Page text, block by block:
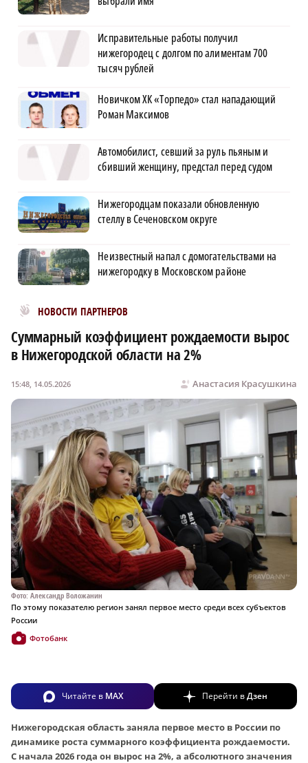
Исправительные работы получил
нижегородец с долгом по алиментам 700
тысяч рублей
Новичком ХК «Торпедо» стал нападающий
Роман Максимов
Автомобилист, севший за руль пьяным и
сбивший женщину, предстал перед судом
Нижегородцам показали обновленную
стеллу в Сеченовском округе
Неизвестный напал с домогательствами на
нижегородку в Московском районе
НОВОСТИ ПАРТНЕРОВ
Новости МирТесен
Суммарный коэффициент рождаемости вырос
в Нижегородской области на 2%
Анастасия Красушкина
15:48, 14.05.2026
Фото: Александр Воложанин
По этому показателю регион занял первое место среди всех субъектов
России
Фотобанк
Читайте в MAX Перейти вДзен
Нижегородская область заняла первое место в России по
динамике роста суммарного коэффициента рождаемости.
С начала 2026 года он вырос на 2%, а абсолютного значения